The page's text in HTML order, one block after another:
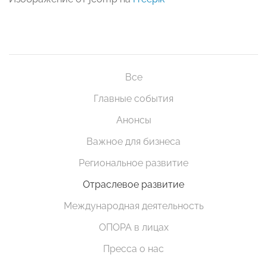
Все
Главные события
Анонсы
Важное для бизнеса
Региональное развитие
Отраслевое развитие
Международная деятельность
ОПОРА в лицах
Пресса о нас